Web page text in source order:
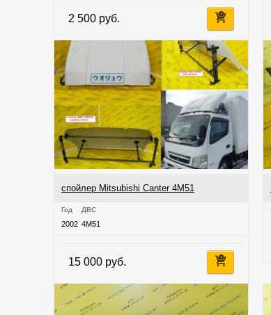
2 500 руб.
спойлер Mitsubishi Canter 4M51
Год
2002
ДВС
4M51
15 000 руб.